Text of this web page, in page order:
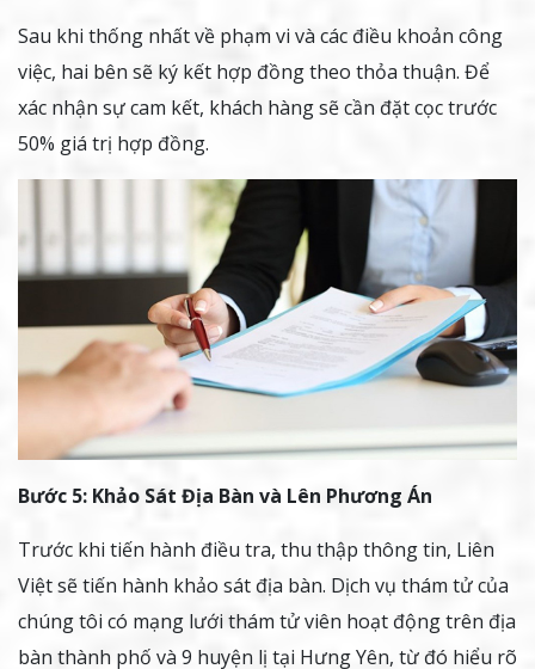
Sau khi thống nhất về phạm vi và các điều khoản công
việc, hai bên sẽ ký kết hợp đồng theo thỏa thuận. Để
xác nhận sự cam kết, khách hàng sẽ cần đặt cọc trước
50% giá trị hợp đồng.
Bước 5: Khảo Sát Địa Bàn và Lên Phương Án
Trước khi tiến hành điều tra, thu thập thông tin, Liên
Việt sẽ tiến hành khảo sát địa bàn. Dịch vụ thám tử của
chúng tôi có mạng lưới thám tử viên hoạt động trên địa
bàn thành phố và 9 huyện lị tại Hưng Yên, từ đó hiểu rõ